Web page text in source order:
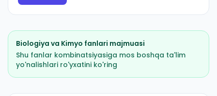
Biologiya va Kimyo fanlari majmuasi
Shu fanlar kombinatsiyasiga mos boshqa ta'lim
yo'nalishlari ro'yxatini ko'ring